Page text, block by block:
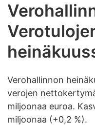
Verohallinnon
verojen
miljoonaa euroa.
miljoonaa (+0,2 %).